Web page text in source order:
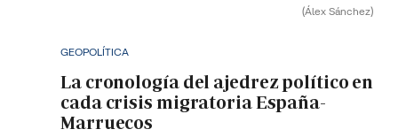
(Álex Sánchez)
GEOPOLÍTICA
La cronología del ajedrez político en
cada crisis migratoria España-
Marruecos